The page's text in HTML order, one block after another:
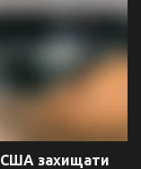
США захищати